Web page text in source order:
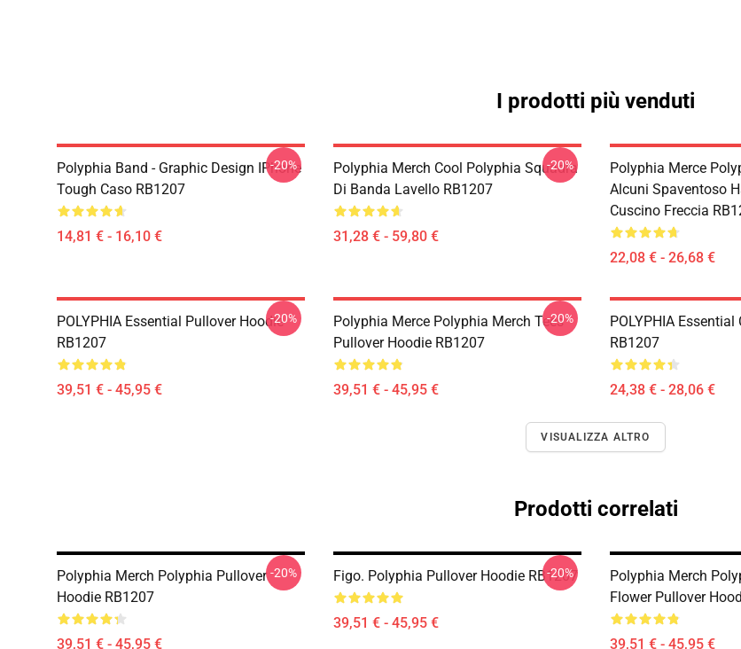
I prodotti più venduti
Polyphia Band - Graphic Design IPhone
Tough Caso RB1207
14,81 € - 16,10 €
-20%
Polyphia Merch Cool Polyphia Squadra
Di Banda Lavello RB1207
31,28 € - 59,80 €
-20%
Polyphia Merce
Alcuni Spaventoso
Cuscino Freccia
22,08 € - 26,68 €
POLYPHIA Essential Pullover Hoodie
RB1207
39,51 € - 45,95 €
-20%
Polyphia Merce Polyphia Merch Tees
Pullover Hoodie RB1207
39,51 € - 45,95 €
-20%
POLYPHIA Essential
RB1207
24,38 € - 28,06 €
VISUALIZZA ALTRO
Prodotti correlati
Polyphia Merch Polyphia Pullover
Hoodie RB1207
39,51 € - 45,95 €
-20% Figo. Polyphia Pullover Hoodie RB1207
39,51 € - 45,95 €
-20%
Polyphia Merch
Flower Pullover
39,51 € - 45,95 €